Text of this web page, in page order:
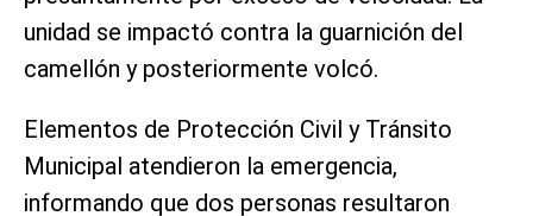
unidad se impactó contra la guarnición del
camellón y posteriormente volcó.
Elementos de Protección Civil y Tránsito
Municipal atendieron la emergencia,
informando que dos personas resultaron